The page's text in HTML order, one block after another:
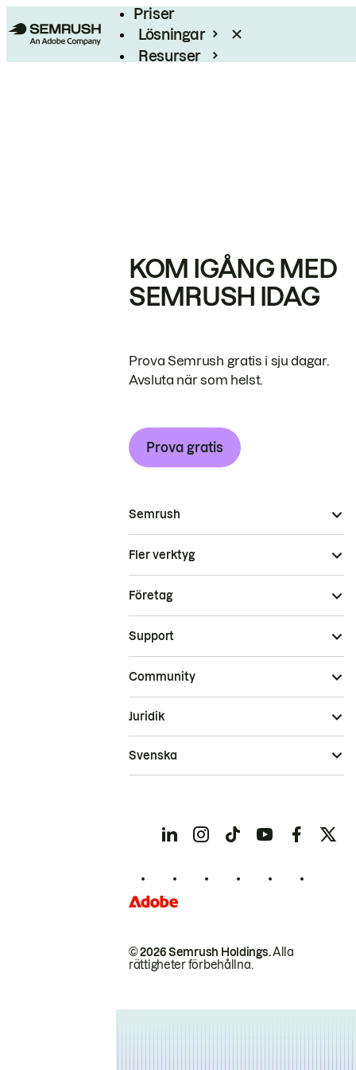
Priser
Lösningar
Resurser
KOM IGÅNG MED
SEMRUSH IDAG
Prova Semrush gratis i sju dagar.
Avsluta när som helst.
Prova gratis
Semrush
Fler verktyg
Företag
Support
Community
© 2026 Semrush Holdings.Alla
rättigheter förbehållna.
Juridik
Svenska